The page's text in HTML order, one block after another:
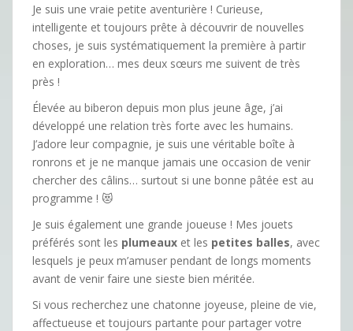
Je suis une vraie petite aventurière ! Curieuse,
intelligente et toujours prête à découvrir de nouvelles
choses, je suis systématiquement la première à partir
en exploration… mes deux sœurs me suivent de très
près !
Élevée au biberon depuis mon plus jeune âge, j’ai
développé une relation très forte avec les humains.
J’adore leur compagnie, je suis une véritable boîte à
ronrons et je ne manque jamais une occasion de venir
chercher des câlins… surtout si une bonne pâtée est au
programme ! 😻
Je suis également une grande joueuse ! Mes jouets
préférés sont les plumeaux et les petites balles, avec
lesquels je peux m’amuser pendant de longs moments
avant de venir faire une sieste bien méritée.
Si vous recherchez une chatonne joyeuse, pleine de vie,
affectueuse et toujours partante pour partager votre